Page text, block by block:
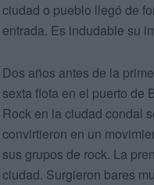
ciudad o pueblo llegó de
entrada. Es indudable su
Dos años antes de la
sexta flota en el puerto de
Rock en la ciudad condal
convirtieron en un
sus grupos de rock. La
ciudad. Surgieron bares